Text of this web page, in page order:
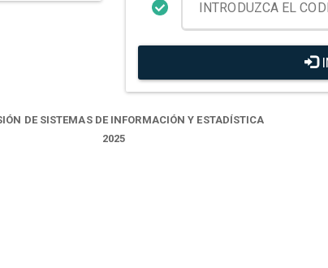
DE SISTEMAS DE INFORMACIÓN Y ESTADÍSTICA
2025